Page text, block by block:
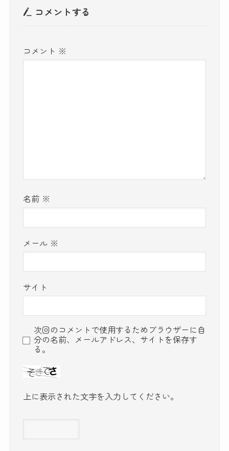
コメントする
コメント ※
名前 ※
メール ※
サイト
次回のコメントで使用するためブラウザーに自
分の名前、メールアドレス、サイトを保存す
る。
上に表示された文字を入力してください。